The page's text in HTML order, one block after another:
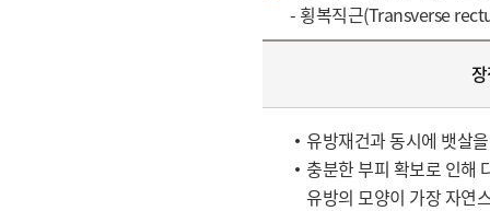
- 횡복직근(Transverse
유방재건과 동시에 뱃살
충분한 부피 확보로 인해
유방의 모양이 가장 자연